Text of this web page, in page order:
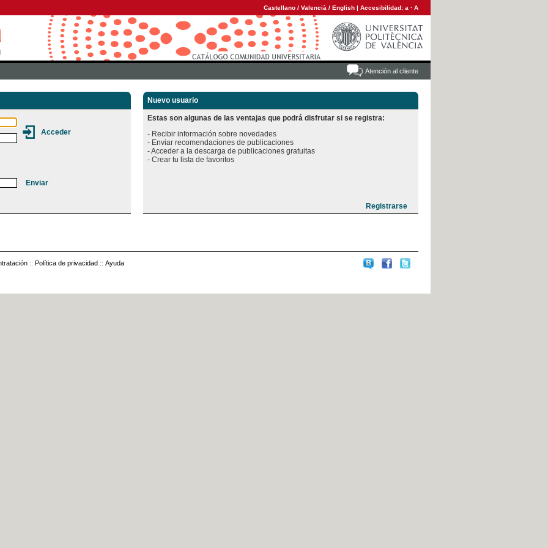
Castellano / Valencià / English | Accesibilidad: a · A
Atención al cliente
Nuevo usuario
Estas son algunas de las ventajas que podrá disfrutar si se registra:
- Recibir información sobre novedades
- Enviar recomendaciones de publicaciones
- Acceder a la descarga de publicaciones gratuitas
:: Política de privacidad :: Ayuda